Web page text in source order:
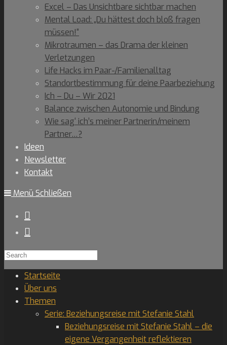
Excel – Das Unsichtbare sichtbar machen
Mental Load: „Du hättest doch bloß fragen
müssen!“
Mikrotraumen – das Drama der kleinen
Verletzungen
Life Hacks im Paar-/Familienalltag
Standortbestimmung für deine Paarbeziehung
Ich – Du – Wir 2021
Balance zwischen Autonomie und Bindung
Wie sag‘ ich’s meiner Partnerin/meinem
Partner…?
Ideen
Newsletter
Kontakt
Menü Schließen
Search
for:
Startseite
Über uns
Themen
Serie: Beziehungsreise mit Stefanie Stahl
Beziehungsreise mit Stefanie Stahl – die
eigene Vergangenheit reflektieren